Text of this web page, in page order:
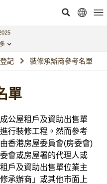
記 裝修承辦商參考名單
單
公屋租戶及資助出售單
行裝修工程。然而參考
香港房屋委員會(房委會)
會或房屋署的代理人或
戶及資助出售單位業主
承辦商」或其他市面上